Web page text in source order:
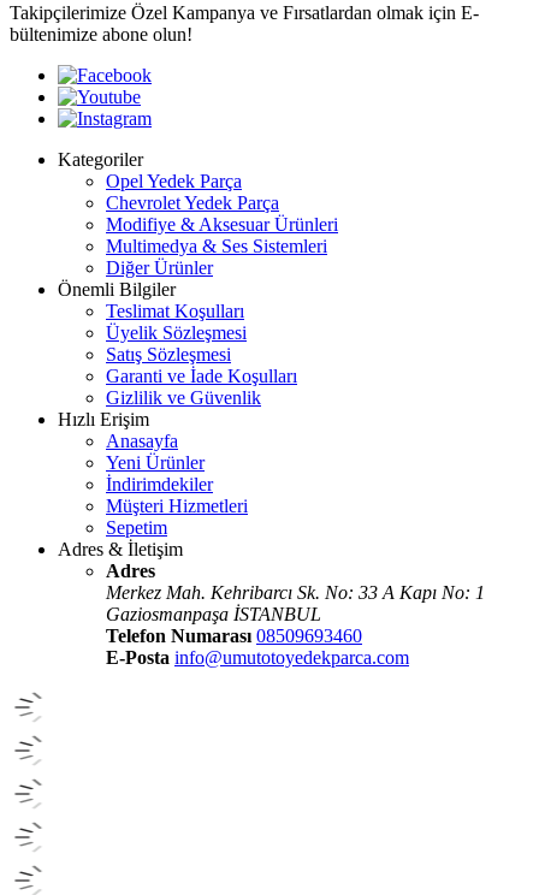
Takipçilerimize Özel Kampanya ve Fırsatlardan olmak için E-
bültenimize abone olun!
Kategoriler
Opel Yedek Parça
Chevrolet Yedek Parça
Modifiye & Aksesuar Ürünleri
Multimedya & Ses Sistemleri
Diğer Ürünler
Önemli Bilgiler
Teslimat Koşulları
Üyelik Sözleşmesi
Satış Sözleşmesi
Garanti ve İade Koşulları
Gizlilik ve Güvenlik
Hızlı Erişim
Anasayfa
Yeni Ürünler
İndirimdekiler
Müşteri Hizmetleri
Sepetim
Adres & İletişim
Adres
Merkez Mah. Kehribarcı Sk. No: 33 A Kapı No: 1
Gaziosmanpaşa İSTANBUL
Telefon Numarası 08509693460
E-Posta info@umutotoyedekparca.com